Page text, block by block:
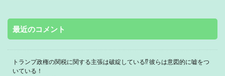
最近のコメント
トランプ政権の関税に関する主張は破綻している⁉ 彼らは意図的に嘘をつ
いている！